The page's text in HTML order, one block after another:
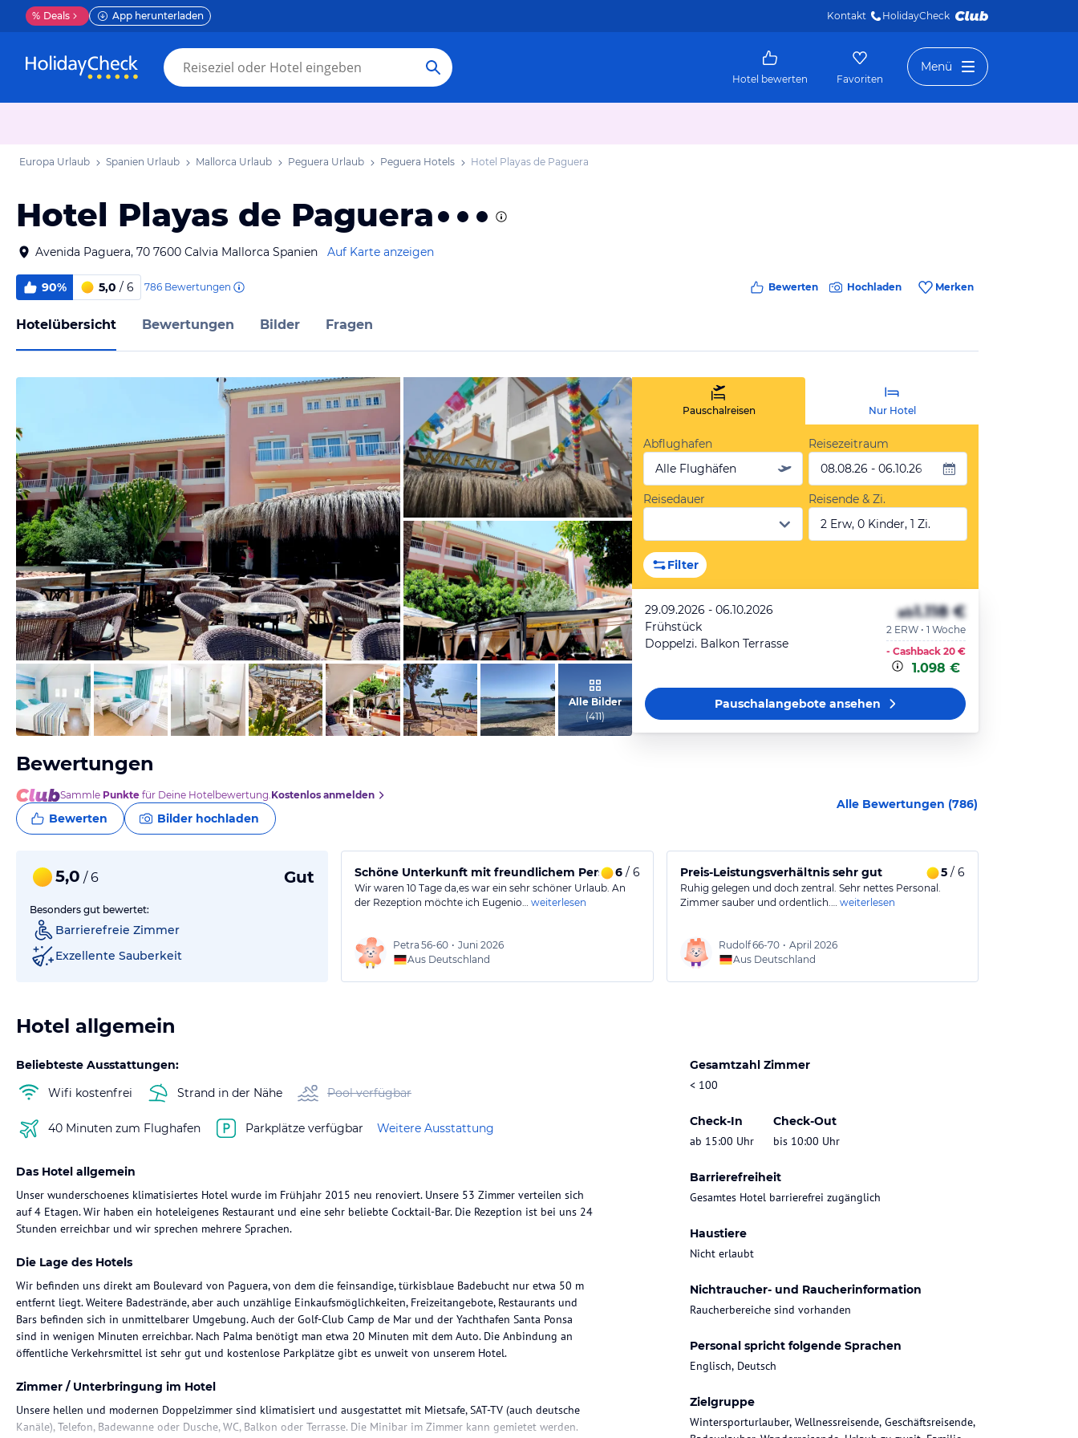
% Deals App herunterladen Kontakt HolidayCheck
Hotel bewerten Favoriten
Menü
Europa Urlaub Spanien Urlaub Mallorca Urlaub Peguera Urlaub Peguera Hotels Hotel Playas de Paguera
Hotel Playas de Paguera
Avenida Paguera, 70 7600 Calvia Mallorca Spanien Auf Karte anzeigen
90% 5,0 / 6 786 Bewertungen Bewerten Hochladen Merken
Hotelübersicht Bewertungen Bilder Fragen
vom Hotelier, Juni 2017
von Uwe, August 2015
vom Hotelier, Juni 2017
Alle Bilder
(411)
Pauschalreisen Nur Hotel
Abflughafen
Alle Flughäfen
Reisezeitraum
08.08.26 - 06.10.26
Reisedauer
Reisende & Zi.
2 Erw, 0 Kinder, 1 Zi.
Filter
29.09.2026 - 06.10.2026
Frühstück
Doppelzi. Balkon Terrasse
ab1.118 €
2 ERW • 1 Woche
- Cashback 20 €
1.098 €
Pauschalangeboteansehen
Bewertungen
Sammle Punkte für Deine Hotelbewertung.Kostenlos anmelden
Bewerten Bilder hochladen
Alle Bewertungen (786)
5,0 / 6 Gut
Besonders gut bewertet:
Barrierefreie Zimmer
Exzellente Sauberkeit
Schöne Unterkunft mit freundlichem Personal
6/ 6
Wir waren 10 Tage da,es war ein sehr schöner Urlaub. An
der Rezeption möchte ich Eugenio… weiterlesen
Petra 56-60 • Juni 2026
Aus Deutschland
Preis-Leistungsverhältnis sehr gut 5/ 6
Ruhig gelegen und doch zentral. Sehr nettes Personal.
Zimmer sauber und ordentlich.… weiterlesen
Rudolf66-70 • April 2026
Aus Deutschland
Hotel allgemein
Beliebteste Ausstattungen:
Wifi kostenfrei
Strand in der Nähe Pool verfügbar
40 Minuten zum Flughafen Parkplätze verfügbar Weitere Ausstattung
Gesamtzahl Zimmer
< 100
Check-In
ab 15:00 Uhr
Check-Out
bis 10:00 Uhr
Barrierefreiheit
Gesamtes Hotel barrierefrei zugänglich
Haustiere
Nicht erlaubt
Nichtraucher- und Raucherinformation
Raucherbereiche sind vorhanden
Personal spricht folgende Sprachen
Englisch, Deutsch
Zielgruppe
Wintersporturlauber, Wellnessreisende, Geschäftsreisende,
Das Hotel allgemein
Unser wunderschoenes klimatisiertes Hotel wurde im Frühjahr 2015 neu renoviert. Unsere 53 Zimmer verteilen sich
auf 4 Etagen. Wir haben ein hoteleigenes Restaurant und eine sehr beliebte Cocktail-Bar. Die Rezeption ist bei uns 24
Stunden erreichbar und wir sprechen mehrere Sprachen.
Die Lage des Hotels
Wir befinden uns direkt am Boulevard von Paguera, von dem die feinsandige, türkisblaue Badebucht nur etwa 50 m
entfernt liegt. Weitere Badestrände, aber auch unzählige Einkaufsmöglichkeiten, Freizeitangebote, Restaurants und
Bars befinden sich in unmittelbarer Umgebung. Auch der Golf-Club Camp de Mar und der Yachthafen Santa Ponsa
sind in wenigen Minuten erreichbar. Nach Palma benötigt man etwa 20 Minuten mit dem Auto. Die Anbindung an
öffentliche Verkehrsmittel ist sehr gut und kostenlose Parkplätze gibt es unweit von unserem Hotel.
Zimmer / Unterbringung im Hotel
Unsere hellen und modernen Doppelzimmer sind klimatisiert und ausgestattet mit Mietsafe, SAT-TV (auch deutsche
Kanäle), Telefon, Badewanne oder Dusche, WC, Balkon oder Terrasse. Die Minibar im Zimmer kann gemietet werden.